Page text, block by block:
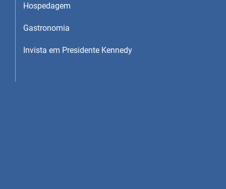
Hospedagem
Gastronomia
Invista em Presidente Kennedy